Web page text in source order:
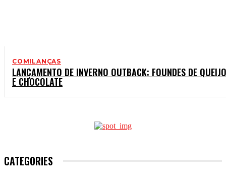
COMILANÇAS
LANÇAMENTO DE INVERNO OUTBACK: FOUNDES DE QUEIJO
E CHOCOLATE
CATEGORIES